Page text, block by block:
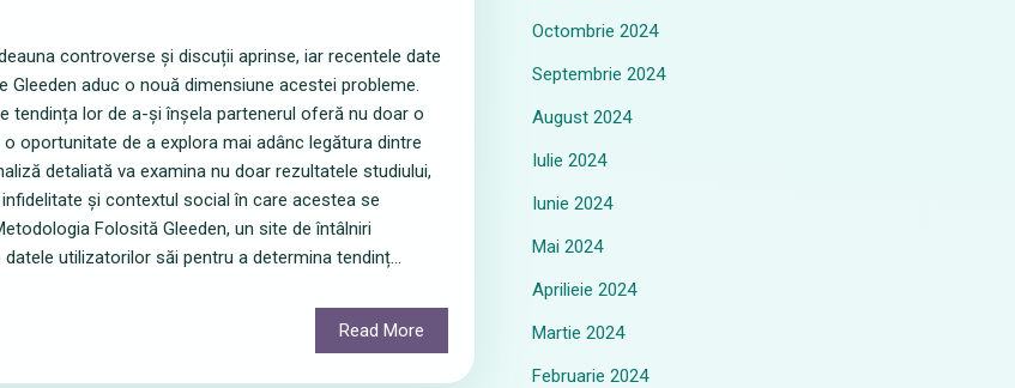
controverse și discuții aprinse, iar recentele date
aduc o nouă dimensiune acestei probleme.
tendința lor de a-și înșela partenerul oferă nu doar o
oportunitate de a explora mai adânc legătura dintre
detaliată va examina nu doar rezultatele studiului,
și contextul social în care acestea se
Folosită Gleeden, un site de întâlniri
utilizatorilor săi pentru a determina tendinț...
Read More
Octombrie 2024
Septembrie 2024
August 2024
Iulie 2024
Iunie 2024
Mai 2024
Aprilieie 2024
Martie 2024
Februarie 2024